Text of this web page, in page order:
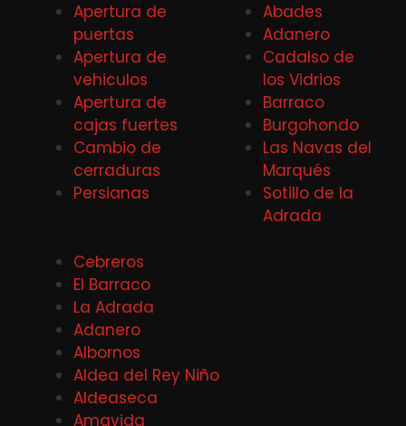
Apertura de
puertas
Apertura de
vehiculos
Apertura de
cajas fuertes
Cambio de
cerraduras
Persianas
Abades
Adanero
Cadalso de
los Vidrios
Barraco
Burgohondo
Las Navas del
Marqués
Sotillo de la
Adrada
Cebreros
El Barraco
La Adrada
Adanero
Albornos
Aldea del Rey Niño
Aldeaseca
Amavida